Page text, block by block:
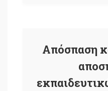
Απόσπαση